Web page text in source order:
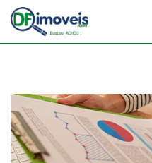
Skip
content